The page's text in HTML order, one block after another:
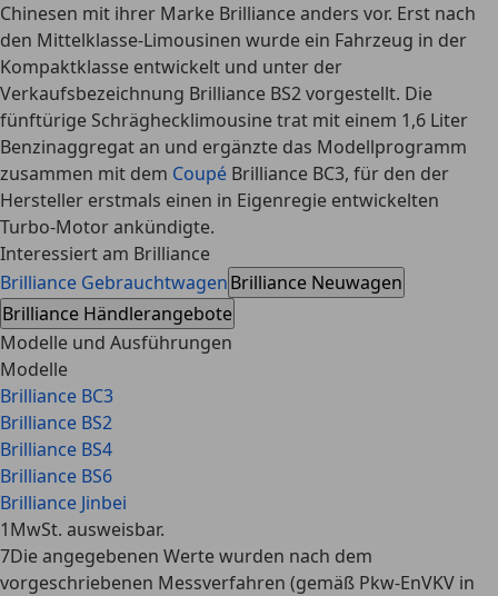
Chinesen mit ihrer Marke Brilliance anders vor. Erst nach
den Mittelklasse-Limousinen wurde ein Fahrzeug in der
Kompaktklasse entwickelt und unter der
Verkaufsbezeichnung Brilliance BS2 vorgestellt. Die
fünftürige Schräghecklimousine trat mit einem 1,6 Liter
Benzinaggregat an und ergänzte das Modellprogramm
zusammen mit dem Coupé Brilliance BC3, für den der
Hersteller erstmals einen in Eigenregie entwickelten
Turbo-Motor ankündigte.
Interessiert am Brilliance
Brilliance GebrauchtwagenBrilliance Neuwagen
Brilliance Händlerangebote
Modelle und Ausführungen
Modelle
Brilliance BC3
Brilliance BS2
Brilliance BS4
Brilliance BS6
Brilliance Jinbei
1MwSt. ausweisbar.
7Die angegebenen Werte wurden nach dem
vorgeschriebenen Messverfahren (gemäß Pkw-EnVKV in